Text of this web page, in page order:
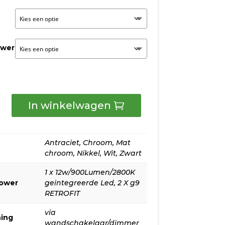
tot
€275,00
lens
In winkelwagen
Antraciet, Chroom, Mat
chroom, Nikkel, Wit, Zwart
1 x 12w/900Lumen/2800K
geintegreerde Led,2 X g9
RETROFIT
via
wandschakelaar/dimmer